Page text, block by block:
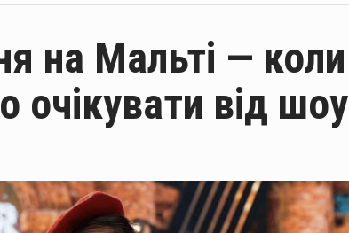
на Мальті — коли
очікувати від шоу